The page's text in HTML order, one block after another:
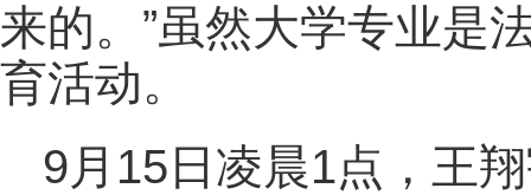
来的。”虽然大学专业是
育活动。
9月15日凌晨1点，王